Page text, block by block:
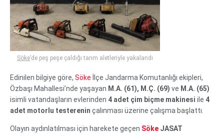
Youtube
Söke’de peş peşe çaldığı tarım aletleriyle yakalandı
Edinilen bilgiye göre, Söke İlçe Jandarma Komutanlığı ekipleri,
Özbaşı Mahallesi’nde yaşayan M.A. (61), M.Ç. (69) ve M.A. (65)
isimli vatandaşların evlerinden 4 adet çim biçme makinesi ile 4
adet motorlu testerenin çalınması üzerine çalışma başlattı.
Olayın aydınlatılması için harekete geçen Söke JASAT